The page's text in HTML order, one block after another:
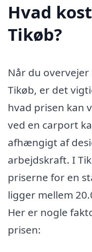
Hvad
Tikøb?
Når du
Tikøb, er det
hvad prisen kan
ved en carport
afhængigt af
arbejdskraft. I
priserne for en
ligger mellem
Her er nogle
prisen: